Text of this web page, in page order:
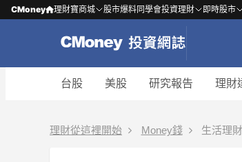
CMoney 理財寶商城 股市爆料同學會投資理財 即時股市
台股 美股 研究報告 理財
理財從這裡開始 Money錢 生活理財